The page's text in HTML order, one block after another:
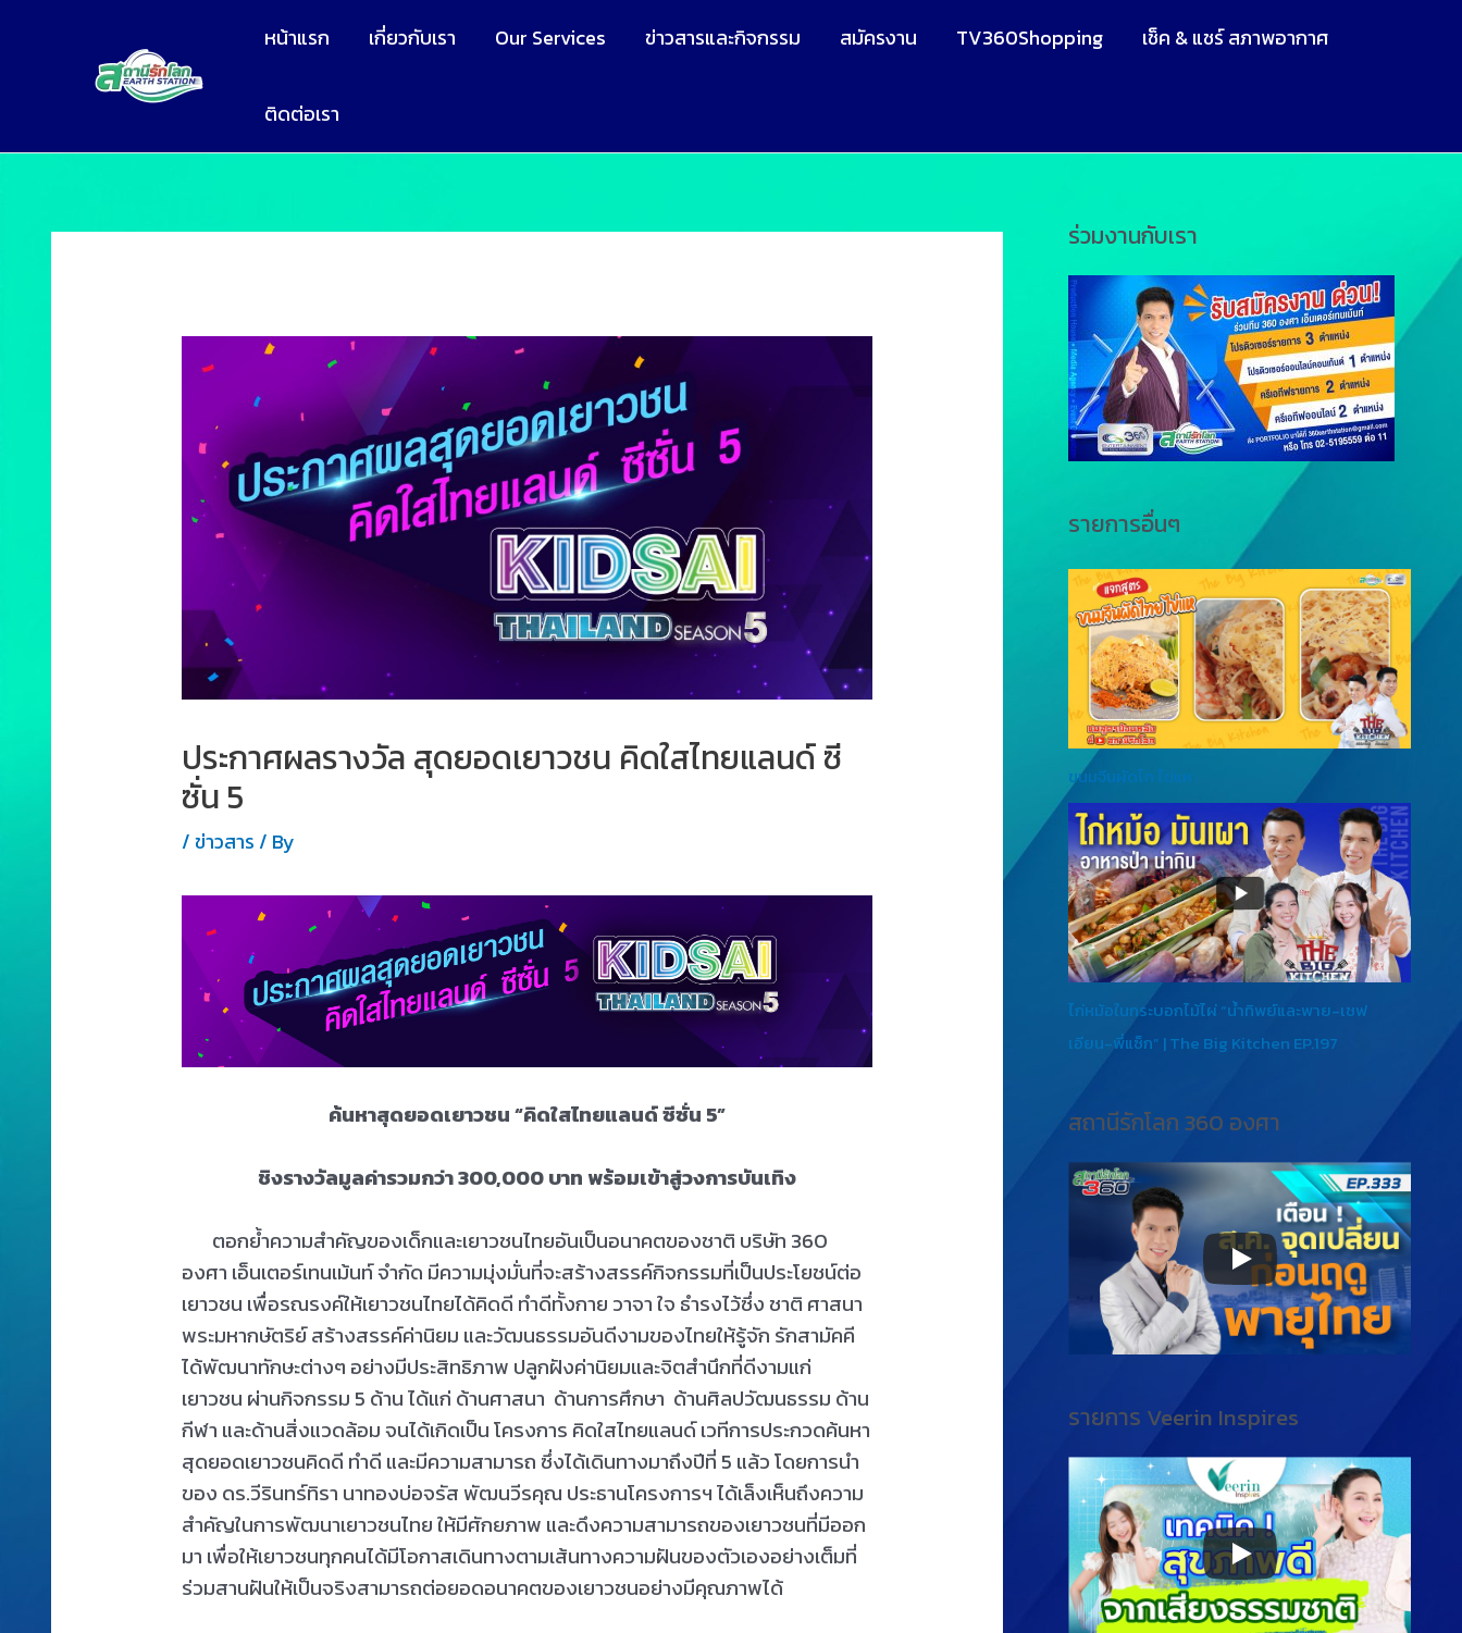
หน้าแรก เกี่ยวกับเรา Our Services ข่าวสารและกิจกรรม สมัครงาน TV360Shopping เช็ค & แชร์ สภาพอากาศ
ติดต่อเรา
ประกาศผลรางวัล สุดยอดเยาวชน คิดใสไทยแลนด์ ซี
ซั่น 5
/ข่าวสาร / By
ค้นหาสุดยอดเยาวชน “คิดใสไทยแลนด์ ซีซั่น 5”
ชิงรางวัลมูลค่ารวมกว่า 300,000 บาท พร้อมเข้าสู่วงการบันเทิง
ตอกย้ำความสำคัญของเด็กและเยาวชนไทยอันเป็นอนาคตของชาติ บริษัท 360
องศา เอ็นเตอร์เทนเม้นท์ จำกัด มีความมุ่งมั่นที่จะสร้างสรรค์กิจกรรมที่เป็นประโยชน์ต่อ
เยาวชน เพื่อรณรงค์ให้เยาวชนไทยได้คิดดี ทำดีทั้งกาย วาจา ใจ ธำรงไว้ซึ่ง ชาติ ศาสนา
พระมหากษัตริย์ สร้างสรรค์ค่านิยม และวัฒนธรรมอันดีงามของไทยให้รู้จัก รักสามัคคี
ได้พัฒนาทักษะต่างๆ อย่างมีประสิทธิภาพ ปลูกฝังค่านิยมและจิตสำนึกที่ดีงามแก่
เยาวชน ผ่านกิจกรรม 5 ด้าน ได้แก่ ด้านศาสนา ด้านการศึกษา ด้านศิลปวัฒนธรรม ด้าน
กีฬา และด้านสิ่งแวดล้อม จนได้เกิดเป็น โครงการ คิดใสไทยแลนด์ เวทีการประกวดค้นหา
สุดยอดเยาวชนคิดดี ทำดี และมีความสามารถ ซึ่งได้เดินทางมาถึงปีที่ 5 แล้ว โดยการนำ
ของ ดร.วีรินทร์ทิรา นาทองบ่อจรัส พัฒนวีรคุณ ประธานโครงการฯ ได้เล็งเห็นถึงความ
สำคัญในการพัฒนาเยาวชนไทย ให้มีศักยภาพ และดึงความสามารถของเยาวชนที่มีออก
มา เพื่อให้เยาวชนทุกคนได้มีโอกาสเดินทางตามเส้นทางความฝันของตัวเองอย่างเต็มที่
ร่วมสานฝันให้เป็นจริงสามารถต่อยอดอนาคตของเยาวชนอย่างมีคุณภาพได้
ร่วมงานกับเรา
รายการอื่นๆ
ขนมจีนผัดไท ไข่แห
ไก่หม้อในกระบอกไม้ไผ่ “น้ำทิพย์และพาย-เชฟ
เอียน-พี่แซ็ก” | The Big Kitchen EP.197
สถานีรักโลก 360 องศา
รายการ Veerin Inspires